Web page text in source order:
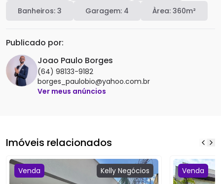
Banheiros: 3 Garagem: 4 Àrea: 360m²
Publicado por:
Joao Paulo Borges
(64) 98133-9182
borges_paulobio@yahoo.com.br
Ver meus anúncios
Venda Kelly Negócios Venda
Imóveis relacionados